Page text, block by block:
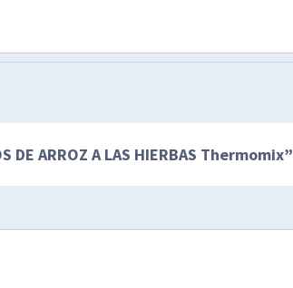
DE ARROZ A LAS HIERBAS Thermomix”